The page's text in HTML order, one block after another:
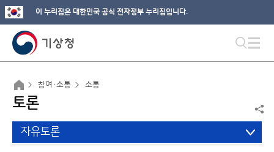
이 누리집은 대한민국 공식 전자정부 누리집입니다.
참여·소통 소통
토론
자유토론